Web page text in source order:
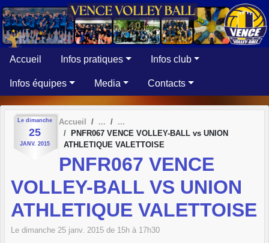
Accueil Infos pratiques Infos club
Infos équipes Media Contacts
Le dimanche
25
JANV. 2015
Accueil
PNFR067 VENCE VOLLEY-BALL vs UNION
ATHLETIQUE VALETTOISE
PNFR067 VENCE
VOLLEY-BALL VS UNION
ATHLETIQUE VALETTOISE
Le dimanche 25 janv. 2015 de 15h à 17h30
Panneau de gestion des cookies